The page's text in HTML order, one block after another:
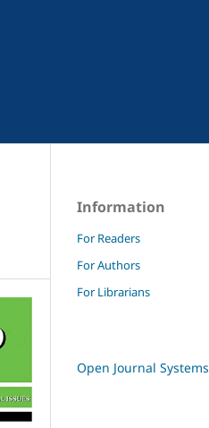
Information
For Readers
For Authors
For Librarians
Open Journal Systems